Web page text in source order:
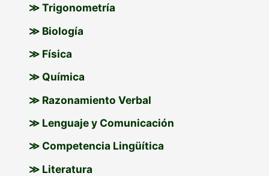
≫ Trigonometría
≫ Biología
≫ Física
≫ Química
≫ Razonamiento Verbal
≫ Lenguaje y Comunicación
≫ Competencia Lingüítica
≫ Literatura